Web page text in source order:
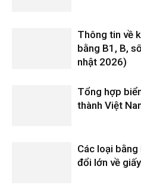
Thông tin về
bằng B1, B,
nhật 2026)
Tổng hợp
thành Việt
Các loại
đổi lớn về